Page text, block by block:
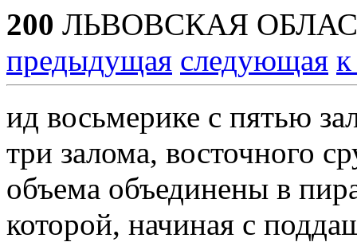
200 ЛЬВОВСКАЯ
предыдущая следующая
ид восьмерике с пятью
три залома, восточного
объема объединены в
которой, начиная с